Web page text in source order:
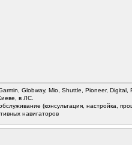
Globway, Mio, Shuttle, Pioneer,
в ЛС.
(консультация, настройка,
навигаторов